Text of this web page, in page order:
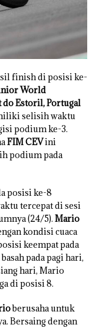
finish di posisi ke-
World
Estoril, Portugal
selisih waktu
podium ke-3.
FIM CEVini
podium pada
posisi ke-8
tercepat di sesi
(24/5). Mario
kondisi cuaca
keempat pada
pada pagi hari,
hari, Mario
di posisi 8.
berusaha untuk
Bersaing dengan